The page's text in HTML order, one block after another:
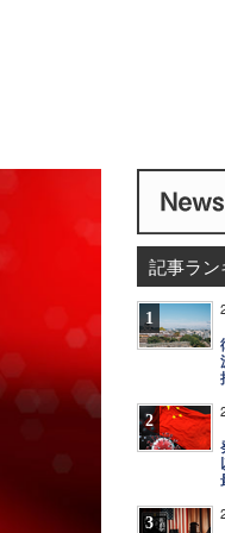
記事ラ
1
2
3